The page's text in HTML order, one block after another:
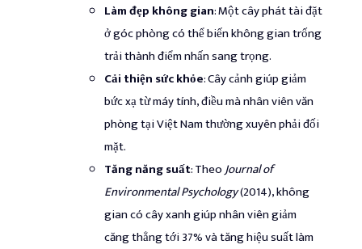
Làm đẹp không gian: Một cây phát tài đặt
ở góc phòng có thể biến không gian trống
trải thành điểm nhấn sang trọng.
Cải thiện sức khỏe: Cây cảnh giúp giảm
bức xạ từ máy tính, điều mà nhân viên văn
phòng tại Việt Nam thường xuyên phải đối
mặt.
Tăng năng suất: TheoJournal of
Environmental Psychology(2014), không
gian có cây xanh giúp nhân viên giảm
căng thẳng tới 37% và tăng hiệu suất làm